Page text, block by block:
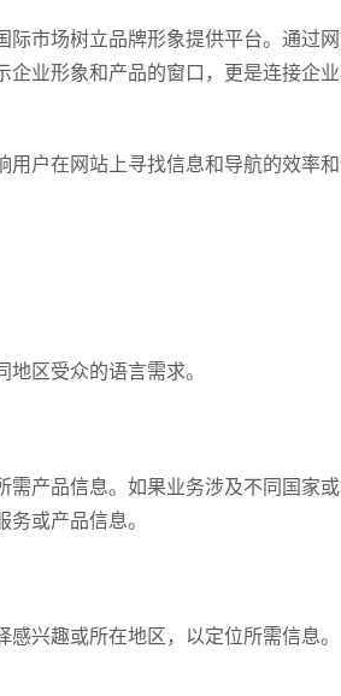
市场树立品牌形象提供平台。通过
业形象和产品的窗口，更是连接企
户在网站上寻找信息和导航的效率
区受众的语言需求。
产品信息。如果业务涉及不同国家
或产品信息。
兴趣或所在地区，以定位所需信息。